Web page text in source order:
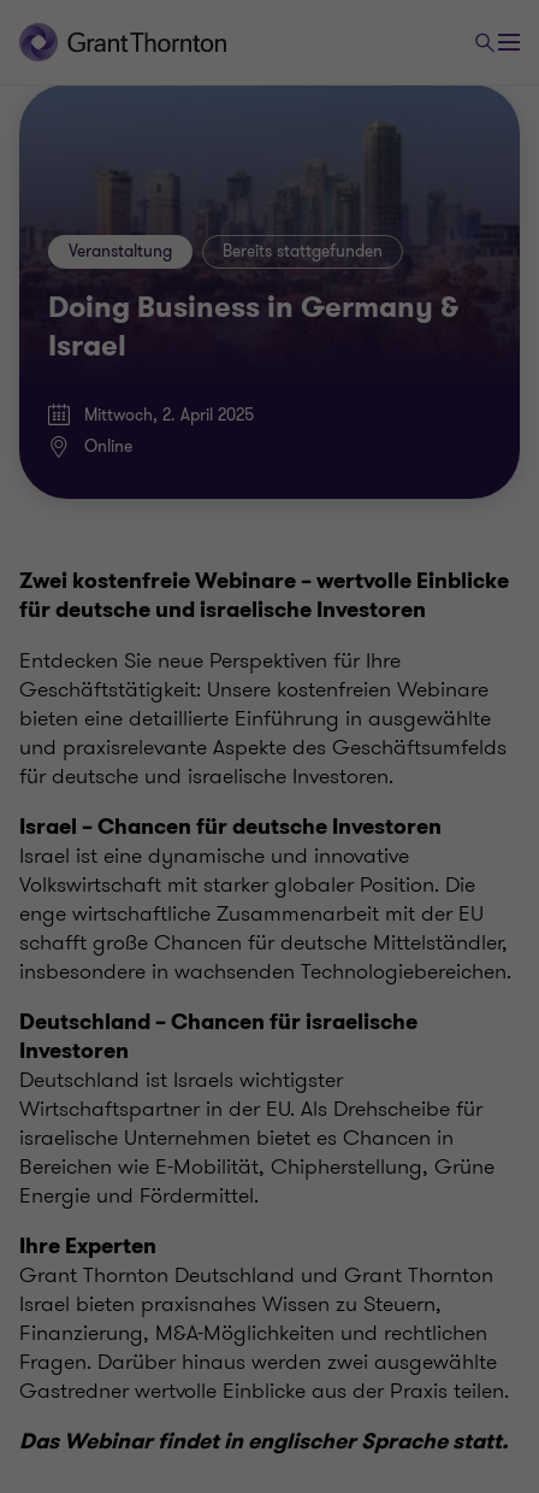
Doing Business in Germany &
Israel
Veranstaltung Bereits stattgefunden
Mittwoch, 2. April 2025
Online
Zwei kostenfreie Webinare – wertvolle Einblicke
für deutsche und israelische Investoren
Entdecken Sie neue Perspektiven für Ihre
Geschäftstätigkeit: Unsere kostenfreien Webinare
bieten eine detaillierte Einführung in ausgewählte
und praxisrelevante Aspekte des Geschäftsumfelds
für deutsche und israelische Investoren.
Israel – Chancen für deutsche Investoren
Israel ist eine dynamische und innovative
Volkswirtschaft mit starker globaler Position. Die
enge wirtschaftliche Zusammenarbeit mit der EU
schafft große Chancen für deutsche Mittelständler,
insbesondere in wachsenden Technologiebereichen.
Deutschland – Chancen für israelische
Investoren
Deutschland ist Israels wichtigster
Wirtschaftspartner in der EU. Als Drehscheibe für
israelische Unternehmen bietet es Chancen in
Bereichen wie E-Mobilität, Chipherstellung, Grüne
Energie und Fördermittel.
Ihre Experten
Grant Thornton Deutschland und Grant Thornton
Israel bieten praxisnahes Wissen zu Steuern,
Finanzierung, M&A-Möglichkeiten und rechtlichen
Fragen. Darüber hinaus werden zwei ausgewählte
Gastredner wertvolle Einblicke aus der Praxis teilen.
Das Webinar findet in englischer Sprache statt.